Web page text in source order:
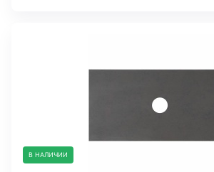
В НАЛИЧИИ